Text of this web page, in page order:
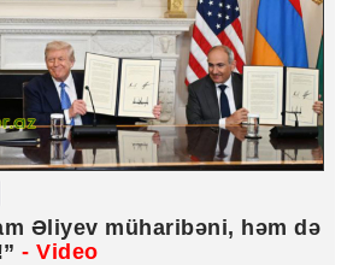
Əliyev müharibəni, həm də
- Video